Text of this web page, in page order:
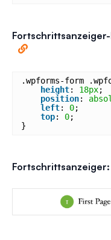
.wpforms-form
height: 18px;
position:
left: 0;
top: 0;
}
Fortschrittsanzeiger: